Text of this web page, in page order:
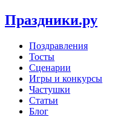
Праздники.ру
Поздравления
Тосты
Сценарии
Игры и конкурсы
Частушки
Статьи
Блог